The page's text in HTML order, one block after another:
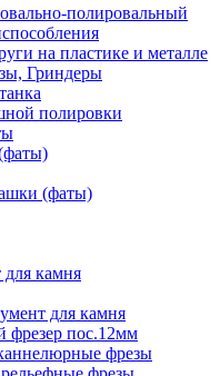
полировальный
на пластике и металле
Гриндеры
полировки
(фаты)
камня
для камня
фрезер пос.12мм
фрезы